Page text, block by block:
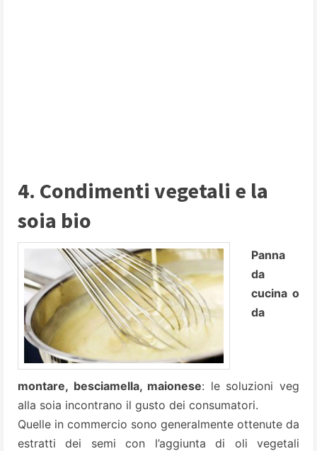
4. Condimenti vegetali e la
soia bio
Panna
da
cucina o
da
montare, besciamella, maionese: le soluzioni veg
alla soia incontrano il gusto dei consumatori.
Quelle in commercio sono generalmente ottenute da
estratti dei semi con l’aggiunta di oli vegetali